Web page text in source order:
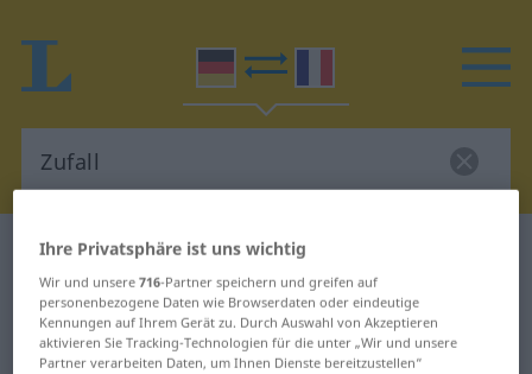
Deutsch-Französisch Wörterbuch
Deutsch-Französisch Übersetzung
für "Zufall"
Ihre Privatsphäre ist uns wichtig
Wir und unsere716-Partner speichern und greifen auf
personenbezogene Daten wie Browserdaten oder eindeutige
Kennungen auf Ihrem Gerät zu. Durch Auswahl von Akzeptieren
aktivieren Sie Tracking-Technologien für die unter „Wir und unsere
Partner verarbeiten Daten, um Ihnen Dienste bereitzustellen“